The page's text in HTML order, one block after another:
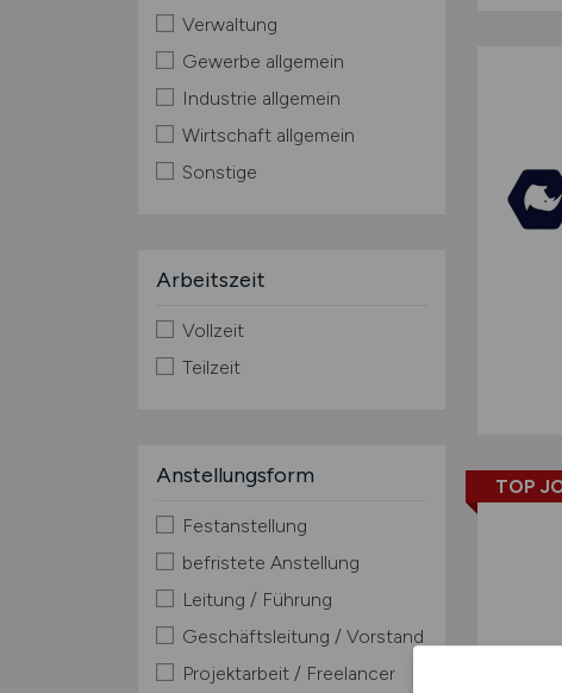
Verwaltung
Gewerbe allgemein
Industrie allgemein
Wirtschaft allgemein
Sonstige
Arbeitszeit
Vollzeit
Teilzeit
Anstellungsform
Festanstellung
befristete Anstellung
Leitung / Führung
Geschäftsleitung / Vorstand
Projektarbeit / Freelancer
TOP